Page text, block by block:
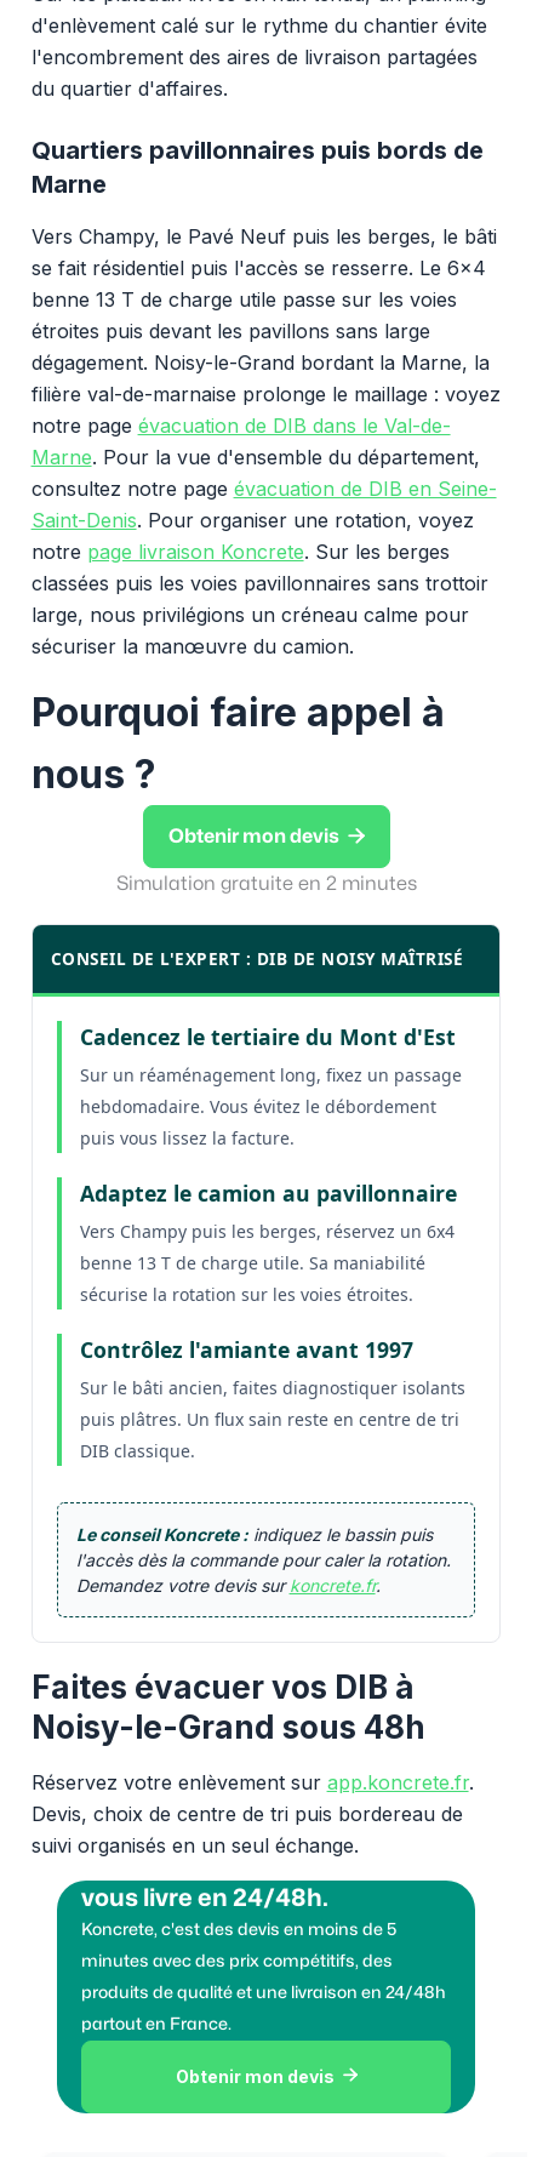
d'enlèvement calé sur le rythme du chantier évite
l'encombrement des aires de livraison partagées
du quartier d'affaires.
Quartiers pavillonnaires puis bords de
Marne
Vers Champy, le Pavé Neuf puis les berges, le bâti
se fait résidentiel puis l'accès se resserre. Le 6x4
benne 13 T de charge utile passe sur les voies
étroites puis devant les pavillons sans large
dégagement. Noisy-le-Grand bordant la Marne, la
filière val-de-marnaise prolonge le maillage : voyez
notre page évacuation de DIB dans le Val-de-
Marne. Pour la vue d'ensemble du département,
consultez notre page évacuation de DIB en Seine-
Saint-Denis. Pour organiser une rotation, voyez
notre page livraison Koncrete. Sur les berges
classées puis les voies pavillonnaires sans trottoir
large, nous privilégions un créneau calme pour
sécuriser la manœuvre du camion.
Pourquoi faire appel à
nous ?
Obtenir mon devis 
Simulation gratuite en 2 minutes
CONSEIL DE L'EXPERT : DIB DE NOISY MAÎTRISÉ
Cadencez le tertiaire du Mont d'Est
Sur un réaménagement long, fixez un passage
hebdomadaire. Vous évitez le débordement
puis vous lissez la facture.
Adaptez le camion au pavillonnaire
Vers Champy puis les berges, réservez un 6x4
benne 13 T de charge utile. Sa maniabilité
sécurise la rotation sur les voies étroites.
Contrôlez l'amiante avant 1997
Sur le bâti ancien, faites diagnostiquer isolants
puis plâtres. Un flux sain reste en centre de tri
DIB classique.
Le conseil Koncrete :indiquez le bassin puis
l'accès dès la commande pour caler la rotation.
Demandez votre devis surkoncrete.fr.
Faites évacuer vos DIB à
Noisy-le-Grand sous 48h
Réservez votre enlèvement sur app.koncrete.fr.
Devis, choix de centre de tri puis bordereau de
suivi organisés en un seul échange.
vous livre en 24/48h.
Koncrete, c'est des devis en moins de 5
minutes avec des prix compétitifs, des
produits de qualité et une livraison en 24/48h
partout en France.
Obtenir mon devis 